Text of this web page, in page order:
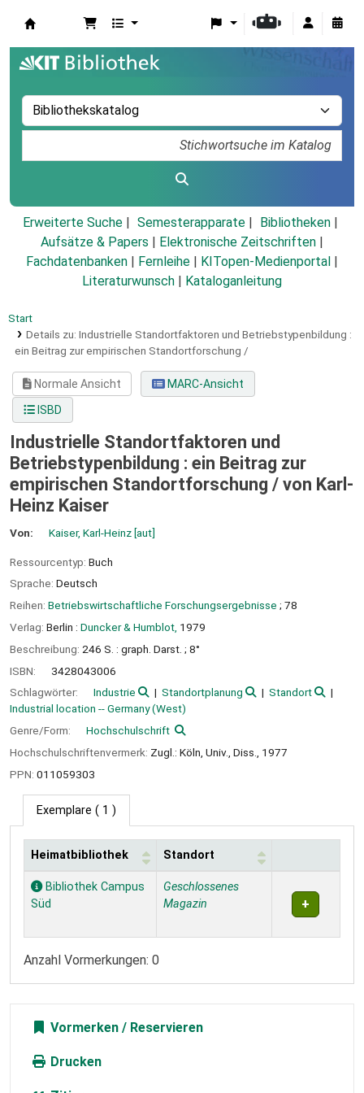
Erweiterte Suche Semesterapparate
Bibliotheken
Aufsätze & Papers
Elektronische Zeitschriften
Fachdatenbanken
Fernleihe KITopen-Medienportal
Literaturwunsch
Kataloganleitung
Start
Details zu: Industrielle Standortfaktoren und Betriebstypenbildung :
ein Beitrag zur empirischen Standortforschung /
Normale Ansicht
MARC-Ansicht
ISBD
Industrielle Standortfaktoren und
Betriebstypenbildung : ein Beitrag zur
empirischen Standortforschung / von Karl-
Heinz Kaiser
Von: Kaiser, Karl-Heinz[aut]
Ressourcentyp: Buch
Sprache: Deutsch
Reihen: Betriebswirtschaftliche Forschungsergebnisse ; 78
Verlag: Berlin : Duncker & Humblot, 1979
Beschreibung: 246 S. : graph. Darst. ; 8°
ISBN:
3428043006
Schlagwörter:
Industrie Standortplanung
Standort
Industrial location -- Germany (West)
Genre/Form:
Hochschulschrift
Hochschulschriftenvermerk: Zugl.: Köln, Univ., Diss., 1977
PPN: 011059303
Exemplare ( 1 )
Exemplare
Heimatbibliothek Standort
Bibliothek Campus
Süd
Geschlossenes
Magazin
Anzahl Vormerkungen: 0
Vormerken
Drucken